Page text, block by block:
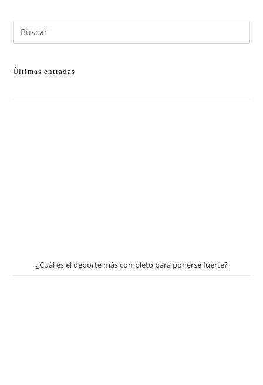
Últimas entradas
¿Cuál es el deporte más completo para ponerse fuerte?